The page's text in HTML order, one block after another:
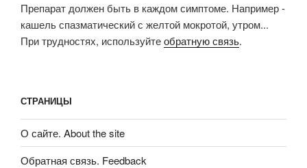
Препарат должен быть в каждом симптоме. Например -
кашель спазматический с желтой мокротой, утром...
При трудностях, используйтеобратную связь.
СТРАНИЦЫ
О сайте. About the site
Обратная связь. Feedback